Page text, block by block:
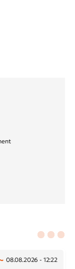
08.08.2026 - 12:22